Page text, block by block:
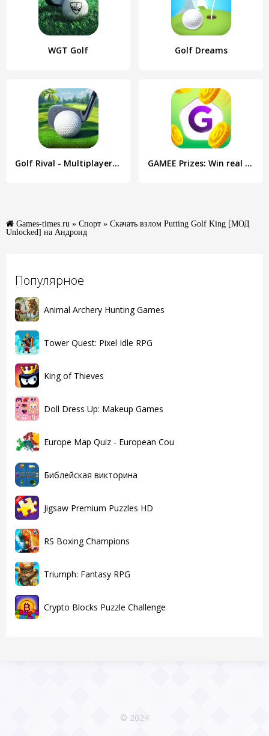
Популярное
Animal Archery Hunting Games
Tower Quest: Pixel Idle RPG
King of Thieves
Doll Dress Up: Makeup Games
Europe Map Quiz - European Cou
Библейская викторина
Jigsaw Premium Puzzles HD
RS Boxing Champions
Triumph: Fantasy RPG
Crypto Blocks Puzzle Challenge
WGT Golf Golf Dreams
Golf Rival - Multiplayer Game GAMEE Prizes: Win real money
Games-times.ru » Спорт » Скачать взлом Putting Golf King [МОД
Unlocked] на Андроид
© 2024